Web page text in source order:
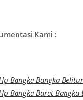
Kami :
Bangka Bangka
Bangka Barat Bangka